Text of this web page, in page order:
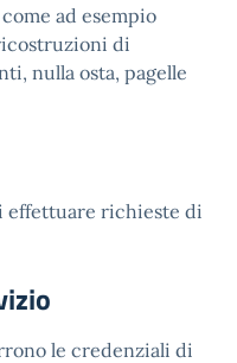
ad esempio
di
nulla osta, pagelle
effettuare richieste di
le credenziali di